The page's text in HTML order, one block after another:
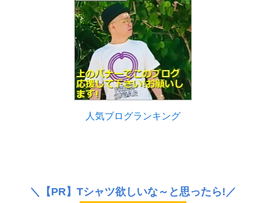
人気ブログランキング
＼ 【PR】 Tシャツ欲しいな～と思ったら!／